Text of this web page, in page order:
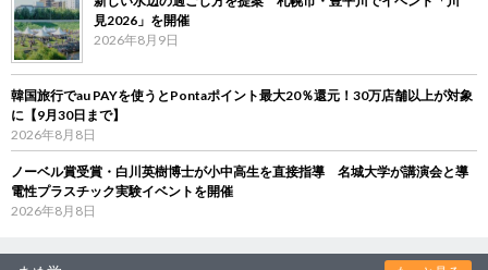
見2026」を開催
2026年8月9日
韓国旅行でau PAYを使うとPontaポイント最大20％還元！30万店舗以上が対象
に【9月30日まで】
2026年8月8日
ノーベル賞受賞・白川英樹博士が小中高生を直接指導 名城大学が講演会と導
電性プラスチック実験イベントを開催
2026年8月8日